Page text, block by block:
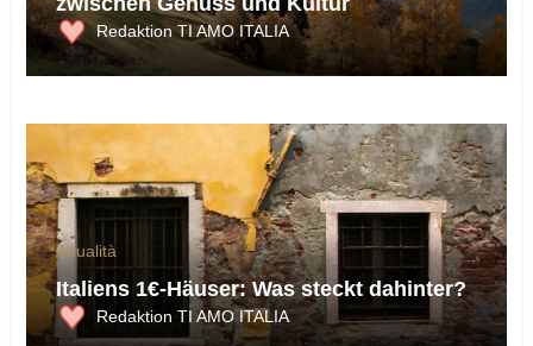
Redaktion TI AMO ITALIA
Attualità
Italiens 1€-Häuser: Was steckt dahinter?
Redaktion TI AMO ITALIA